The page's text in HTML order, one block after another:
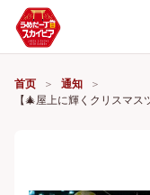
首页
通知
【🎄屋上に輝くクリスマス